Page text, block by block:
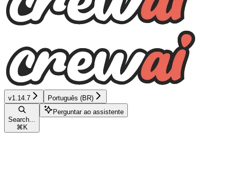
v1.14.7 Português (BR)
Search...
⌘ K
Perguntar ao assistente